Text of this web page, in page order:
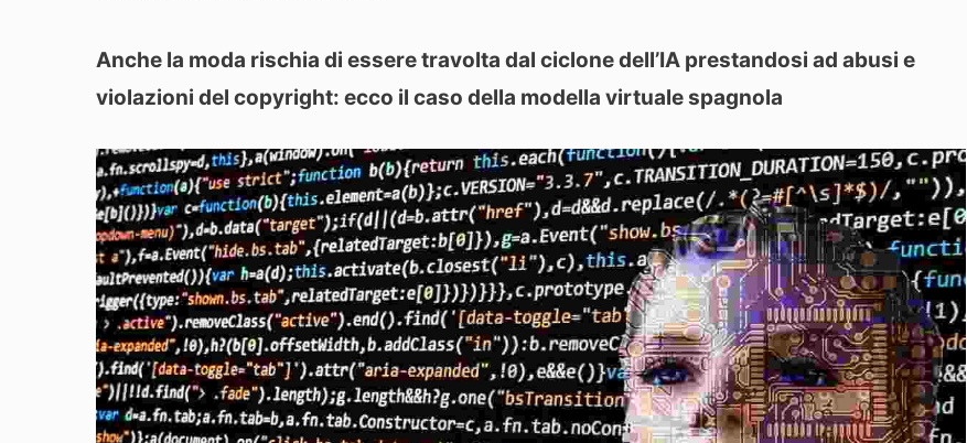
Anche la moda rischia di essere travolta dal ciclone dell’IA prestandosi ad abusi e
violazioni del copyright: ecco il caso della modella virtuale spagnola